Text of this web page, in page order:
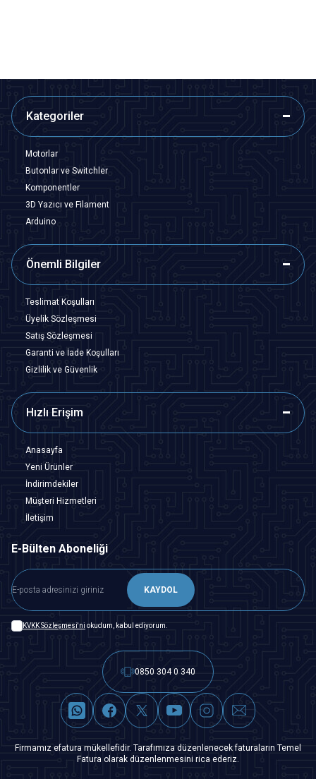
Kategoriler
Motorlar
Butonlar ve Switchler
Komponentler
3D Yazıcı ve Filament
Arduino
Önemli Bilgiler
Teslimat Koşulları
Üyelik Sözleşmesi
Satış Sözleşmesi
Garanti ve İade Koşulları
Gizlilik ve Güvenlik
Hızlı Erişim
Anasayfa
Yeni Ürünler
İndirimdekiler
Müşteri Hizmetleri
İletişim
E-Bülten Aboneliği
KAYDOL
KVKK Sözleşmesi'ni okudum, kabul ediyorum.
0850 304 0 340
Firmamız efatura mükellefidir. Tarafımıza düzenlenecek faturaların Temel
Fatura olarak düzenlenmesini rica ederiz.